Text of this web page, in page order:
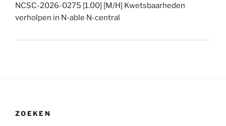
NCSC-2026-0275 [1.00] [M/H] Kwetsbaarheden
verholpen in N-able N-central
ZOEKEN